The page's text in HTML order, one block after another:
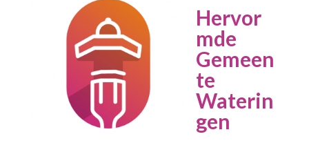
Hervor
mde
Gemeen
te
Waterin
gen